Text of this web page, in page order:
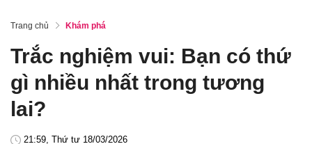
Trang chủ Khám phá
Trắc nghiệm vui: Bạn có thứ
gì nhiều nhất trong tương
lai?
21:59, Thứ tư 18/03/2026